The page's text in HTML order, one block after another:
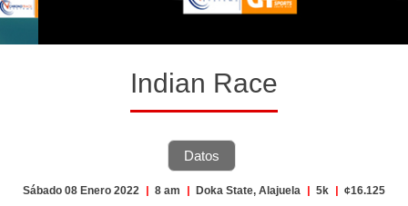
Indian Race
Datos
Sábado 08 Enero 2022 | 8 am | Doka State, Alajuela | 5k | ¢16.125